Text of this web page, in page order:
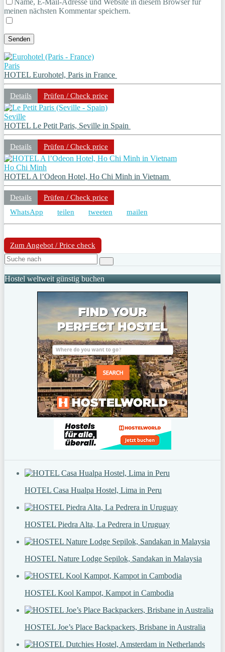
Name, E-Mail-Adresse und Website in diesem Browser für
meinen nächsten Kommentar speichern.
Paris
HOTEL Eurohotel, Paris in France
Details Prüfen / Check price
Seville
HOTEL Le Petit Paris, Seville in Spain
Details Prüfen / Check price
Ho Chi Minh
HOTEL A l’Odeon Hotel, Ho Chi Minh in Vietnam
Details
Prüfen / Check price
WhatsApp
teilen tweeten mailen
Zum Angebot / Price check
Hostel weltweit günstig buchen
HOTEL Casa Hualpa Hostel, Lima in Peru
HOSTEL Piedra Alta, La Pedrera in Uruguay
HOSTEL Nature Lodge Sepilok, Sandakan in Malaysia
HOSTEL Kool Kampot, Kampot in Cambodia
HOSTEL Joe’s Place Backpackers, Brisbane in Australia